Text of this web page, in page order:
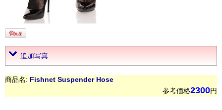
追加写真
商品名: Fishnet Suspender Hose
参考価格2300円